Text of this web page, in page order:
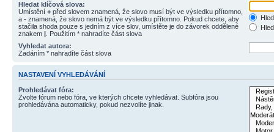
Hledat klíčová slova:
Umístění + před slovem znamená, že slovo musí být ve výsledku přítomno,
a - znamená, že slovo nemá být ve výsledku přítomno. Pokud chcete, aby
stačila shoda pouze s jedním z více slov, umístěte je do závorek oddělené
znakem | . Použitím * nahradíte část slova
Vyhledat autora:
Zadáním * nahradíte část slova
NASTAVENÍ VYHLEDÁVÁNÍ
Prohledávat fóra:
Zvolte fórum nebo fóra, ve kterých chcete vyhledávat. Subfóra jsou
prohledávána automaticky, pokud nezvolíte jinak.